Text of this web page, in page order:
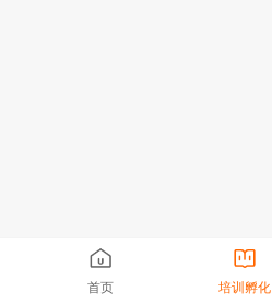
首页 培训孵化